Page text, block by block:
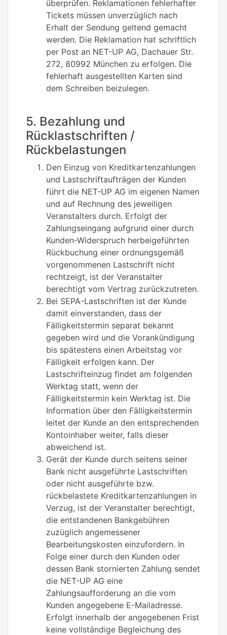
überprüfen. Reklamationen fehlerhafter
Tickets müssen unverzüglich nach
Erhalt der Sendung geltend gemacht
werden. Die Reklamation hat schriftlich
per Post an NET-UP AG, Dachauer Str.
272, 80992 München zu erfolgen. Die
fehlerhaft ausgestellten Karten sind
dem Schreiben beizulegen.
5. Bezahlung und
Rücklastschriften /
Rückbelastungen
Den Einzug von Kreditkartenzahlungen
und Lastschriftaufträgen der Kunden
führt die NET-UP AG im eigenen Namen
und auf Rechnung des jeweiligen
Veranstalters durch. Erfolgt der
Zahlungseingang aufgrund einer durch
Kunden-Widerspruch herbeigeführten
Rückbuchung einer ordnungsgemäß
vorgenommenen Lastschrift nicht
rechtzeigt, ist der Veranstalter
berechtigt vom Vertrag zurückzutreten.
Bei SEPA-Lastschriften ist der Kunde
damit einverstanden, dass der
Fälligkeitstermin separat bekannt
gegeben wird und die Vorankündigung
bis spätestens einen Arbeitstag vor
Fälligkeit erfolgen kann. Der
Lastschrifteinzug findet am folgenden
Werktag statt, wenn der
Fälligkeitstermin kein Werktag ist. Die
Information über den Fälligkeitstermin
leitet der Kunde an den entsprechenden
Kontoinhaber weiter, falls dieser
abweichend ist.
Gerät der Kunde durch seitens seiner
Bank nicht ausgeführte Lastschriften
oder nicht ausgeführte bzw.
rückbelastete Kreditkartenzahlungen in
Verzug, ist der Veranstalter berechtigt,
die entstandenen Bankgebühren
zuzüglich angemessener
Bearbeitungskosten einzufordern. In
Folge einer durch den Kunden oder
dessen Bank stornierten Zahlung sendet
die NET-UP AG eine
Zahlungsaufforderung an die vom
Kunden angegebene E-Mailadresse.
Erfolgt innerhalb der angegebenen Frist
keine vollständige Begleichung des